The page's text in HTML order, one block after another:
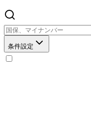
条件設定